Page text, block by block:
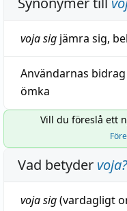
voja sig jämra sig,
Användarnas bidrag
ömka
Vill du föreslå ett
Vad betyder voja?
voja sig(vardagligt